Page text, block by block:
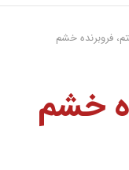
فروبرنده خشم
خشم